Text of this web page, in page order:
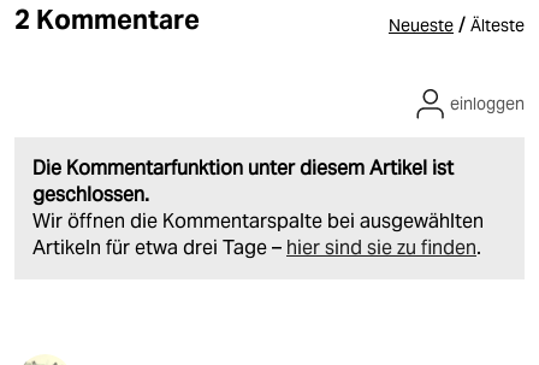
2 Kommentare Neueste / Älteste
Die Kommentarfunktion unter diesem Artikel ist
geschlossen.
Wir öffnen die Kommentarspalte bei ausgewählten
Artikeln für etwa drei Tage – hier sind sie zu finden.
einloggen